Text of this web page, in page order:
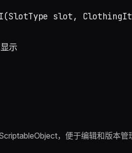
slot,
示
，便于编辑和版本管